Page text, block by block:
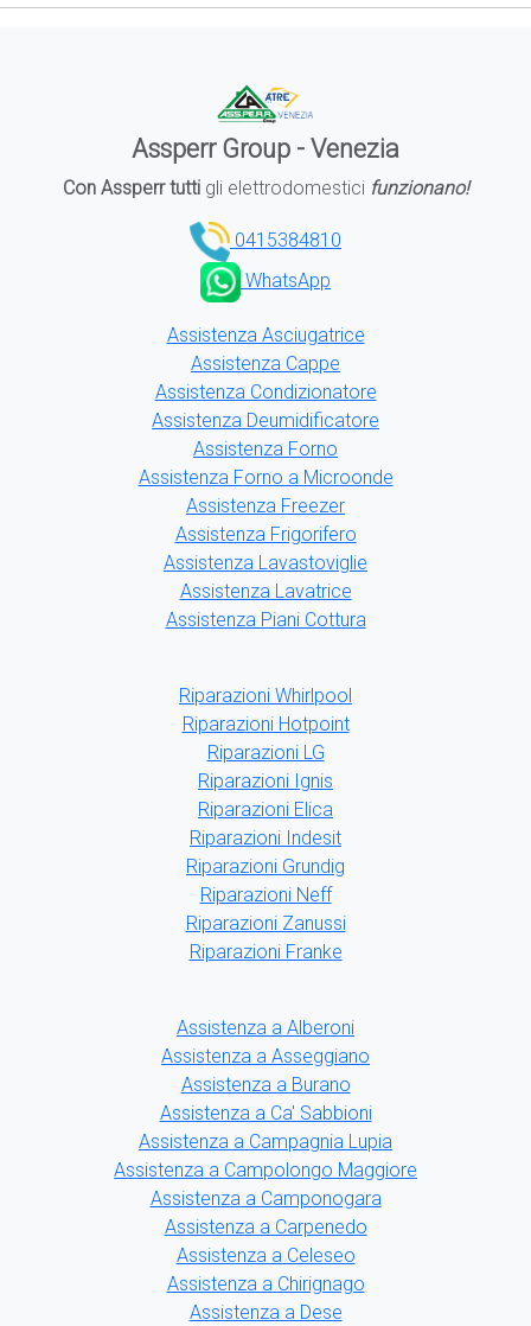
Assperr Group - Venezia
Con Assperr tuttigli elettrodomestici funzionano!
0415384810
WhatsApp
Assistenza Asciugatrice
Assistenza Cappe
Assistenza Condizionatore
Assistenza Deumidificatore
Assistenza Forno
Assistenza Forno a Microonde
Assistenza Freezer
Assistenza Frigorifero
Assistenza Lavastoviglie
Assistenza Lavatrice
Assistenza Piani Cottura
Riparazioni Whirlpool
Riparazioni Hotpoint
Riparazioni LG
Riparazioni Ignis
Riparazioni Elica
Riparazioni Indesit
Riparazioni Grundig
Riparazioni Neff
Riparazioni Zanussi
Riparazioni Franke
Assistenza a Alberoni
Assistenza a Asseggiano
Assistenza a Burano
Assistenza a Ca' Sabbioni
Assistenza a Campagnia Lupia
Assistenza a Campolongo Maggiore
Assistenza a Camponogara
Assistenza a Carpenedo
Assistenza a Celeseo
Assistenza a Chirignago
Assistenza a Dese